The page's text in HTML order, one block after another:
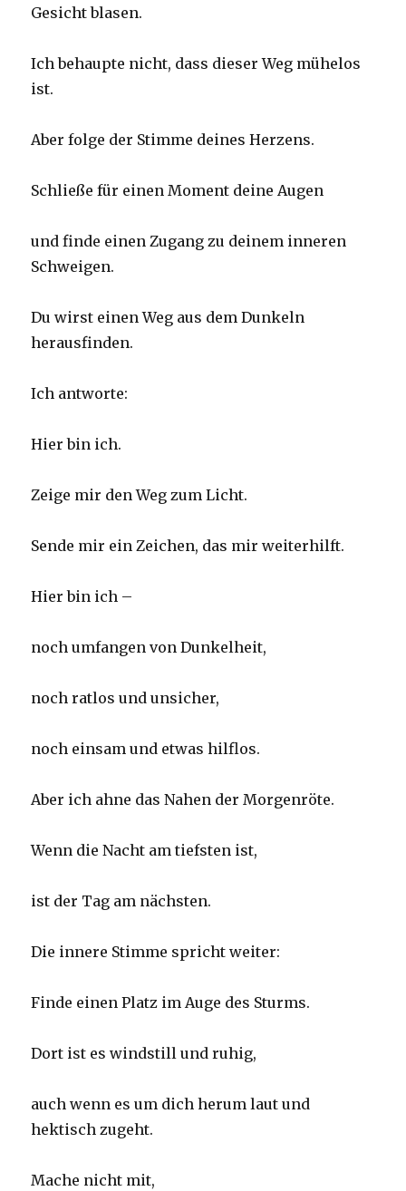
Gesicht blasen.
Ich behaupte nicht, dass dieser Weg mühelos
ist.
Aber folge der Stimme deines Herzens.
Schließe für einen Moment deine Augen
und finde einen Zugang zu deinem inneren
Schweigen.
Du wirst einen Weg aus dem Dunkeln
herausfinden.
Ich antworte:
Hier bin ich.
Zeige mir den Weg zum Licht.
Sende mir ein Zeichen, das mir weiterhilft.
Hier bin ich –
noch umfangen von Dunkelheit,
noch ratlos und unsicher,
noch einsam und etwas hilflos.
Aber ich ahne das Nahen der Morgenröte.
Wenn die Nacht am tiefsten ist,
ist der Tag am nächsten.
Die innere Stimme spricht weiter:
Finde einen Platz im Auge des Sturms.
Dort ist es windstill und ruhig,
auch wenn es um dich herum laut und
hektisch zugeht.
Mache nicht mit,